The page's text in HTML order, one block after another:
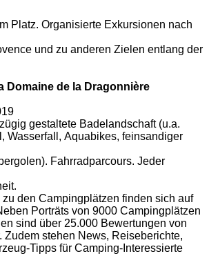
Platz. Organisierte Exkursionen nach
und zu anderen Zielen entlang der
Domaine de la Dragonnière
gestaltete Badelandschaft (u.a.
Wasserfall, Aquabikes, feinsandiger
Fahrradparcours. Jeder
zu den Campingplätzen finden sich auf
Porträts von 9000 Campingplätzen
sind über 25.000 Bewertungen von
Zudem stehen News, Reiseberichte,
Tipps für Camping-Interessierte